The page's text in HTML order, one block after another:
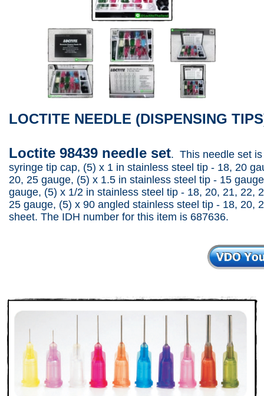
LOCTITE NEEDLE (DISPENSING
Loctite 98439 needle set. This needle set
syringe tip cap, (5) x 1 in stainless steel tip - 18, 20
20, 25 gauge, (5) x 1.5 in stainless steel tip - 15
gauge, (5) x 1/2 in stainless steel tip - 18, 20, 21, 22,
25 gauge, (5) x 90 angled stainless steel tip - 18, 20,
sheet. The IDH number for this item is 687636.